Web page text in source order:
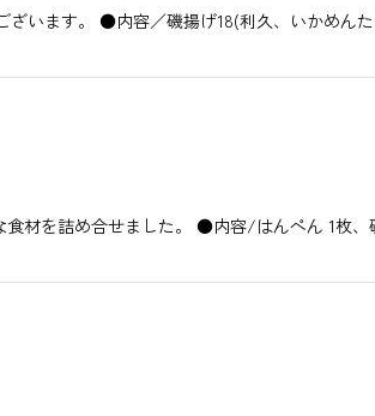
います。 ●内容／磯揚げ18(利久、いかめん
材を詰め合せました。 ●内容/はんぺん 1枚、